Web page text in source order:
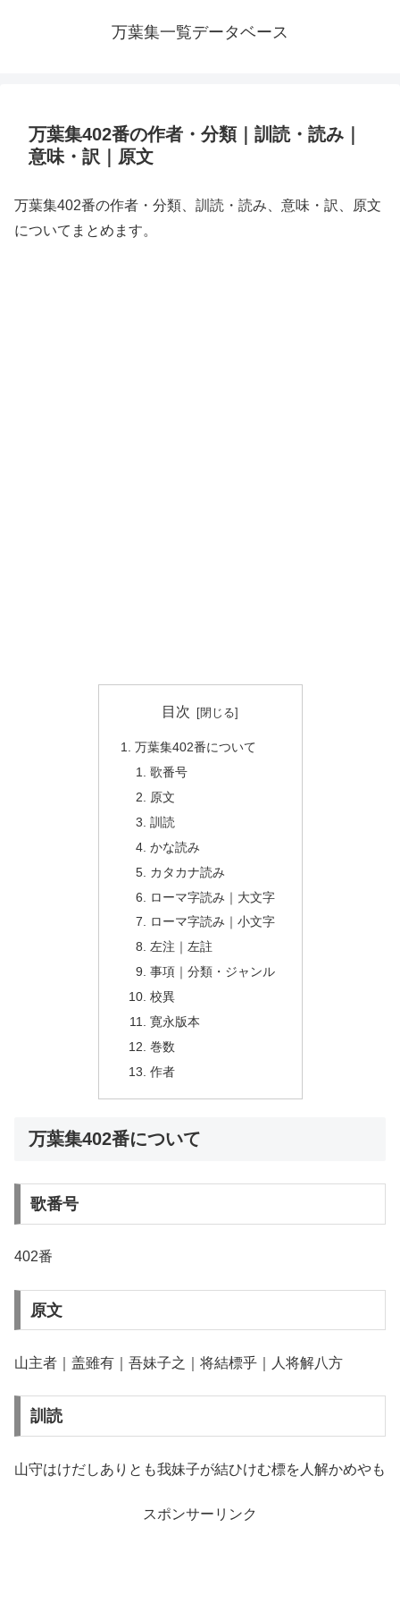
万葉集一覧データベース
万葉集402番の作者・分類｜訓読・読み｜
意味・訳｜原文
万葉集402番の作者・分類、訓読・読み、意味・訳、原文
についてまとめます。
目次
万葉集402番について
歌番号
原文
訓読
かな読み
カタカナ読み
ローマ字読み｜大文字
ローマ字読み｜小文字
左注｜左註
事項｜分類・ジャンル
校異
寛永版本
巻数
作者
万葉集402番について
歌番号
402番
原文
山主者｜盖雖有｜吾妹子之｜将結標乎｜人将解八方
訓読
山守はけだしありとも我妹子が結ひけむ標を人解かめやも
スポンサーリンク